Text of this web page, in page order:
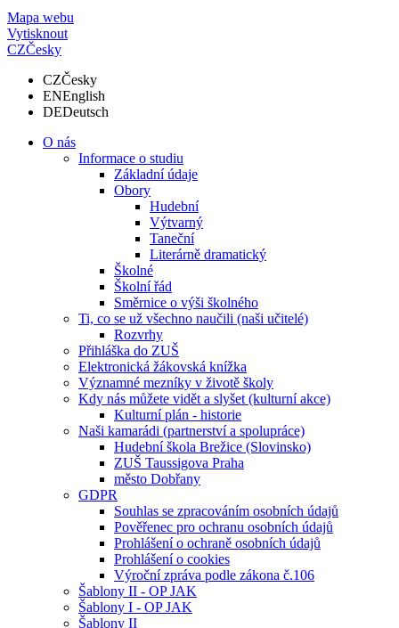
Mapa webu
Vytisknout
CZČesky
CZČesky
ENEnglish
DEDeutsch
O nás
Informace o studiu
Základní údaje
Obory
Hudební
Výtvarný
Taneční
Literárně dramatický
Školné
Školní řád
Směrnice o výši školného
Ti, co se už všechno naučili (naši učitelé)
Rozvrhy
Přihláška do ZUŠ
Elektronická žákovská knížka
Významné mezníky v životě školy
Kdy nás můžete vidět a slyšet (kulturní akce)
Kulturní plán - historie
Naši kamarádi (partnerství a spolupráce)
Hudební škola Brežice (Slovinsko)
ZUŠ Taussigova Praha
město Dobřany
GDPR
Souhlas se zpracováním osobních údajů
Pověřenec pro ochranu osobních údajů
Prohlášení o ochraně osobních údajů
Prohlášení o cookies
Výroční zpráva podle zákona č.106
Šablony II - OP JAK
Šablony I - OP JAK
Šablony II